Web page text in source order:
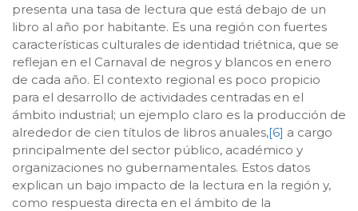
presenta una tasa de lectura que está debajo de un
libro al año por habitante. Es una región con fuertes
características culturales de identidad triétnica, que se
reflejan en el Carnaval de negros y blancos en enero
de cada año. El contexto regional es poco propicio
para el desarrollo de actividades centradas en el
ámbito industrial; un ejemplo claro es la producción de
alrededor de cien títulos de libros anuales,[6] a cargo
principalmente del sector público, académico y
organizaciones no gubernamentales. Estos datos
explican un bajo impacto de la lectura en la región y,
como respuesta directa en el ámbito de la